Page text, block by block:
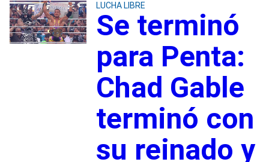
LUCHA LIBRE
Se terminó
para Penta:
Chad Gable
terminó con
su reinado y